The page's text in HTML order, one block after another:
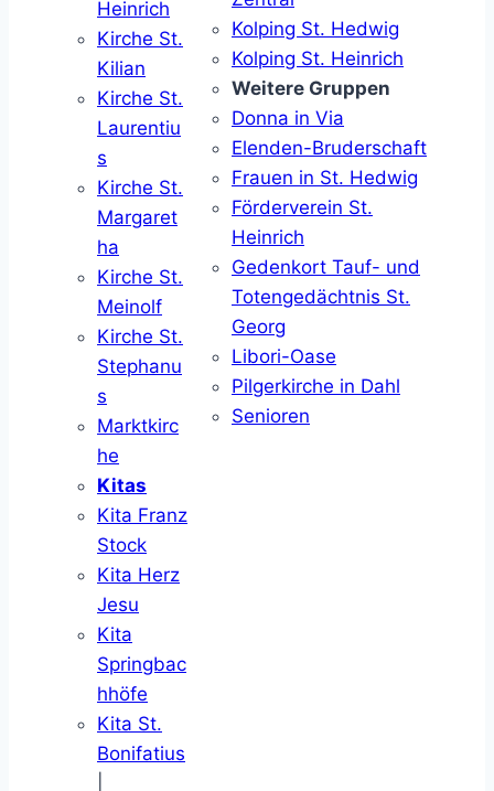
Heinrich
Kirche St.
Kilian
Kirche St.
Laurentiu
s
Kirche St.
Margaret
ha
Kirche St.
Meinolf
Kirche St.
Stephanu
s
Marktkirc
he
Kitas
Kita Franz
Stock
Kita Herz
Jesu
Kita
Springbac
hhöfe
Kita St.
Bonifatius
Kolping St. Hedwig
Kolping St. Heinrich
Weitere Gruppen
Donna in Via
Elenden-Bruderschaft
Frauen in St. Hedwig
Förderverein St.
Heinrich
Gedenkort Tauf- und
Totengedächtnis St.
Georg
Libori-Oase
Pilgerkirche in Dahl
Senioren